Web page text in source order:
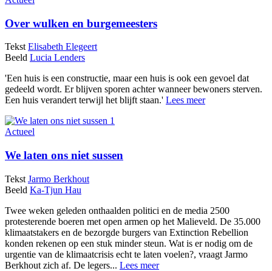
Over wulken en burgemeesters
Tekst Elisabeth Elegeert
Beeld Lucia Lenders
'Een huis is een constructie, maar een huis is ook een gevoel dat
gedeeld wordt. Er blijven sporen achter wanneer bewoners sterven.
Een huis verandert terwijl het blijft staan.' Lees meer
Actueel
We laten ons niet sussen
Tekst Jarmo Berkhout
Beeld Ka-Tjun Hau
Twee weken geleden onthaalden politici en de media 2500
protesterende boeren met open armen op het Malieveld. De 35.000
klimaatstakers en de bezorgde burgers van Extinction Rebellion
konden rekenen op een stuk minder steun. Wat is er nodig om de
urgentie van de klimaatcrisis echt te laten voelen?, vraagt Jarmo
Berkhout zich af. De legers... Lees meer